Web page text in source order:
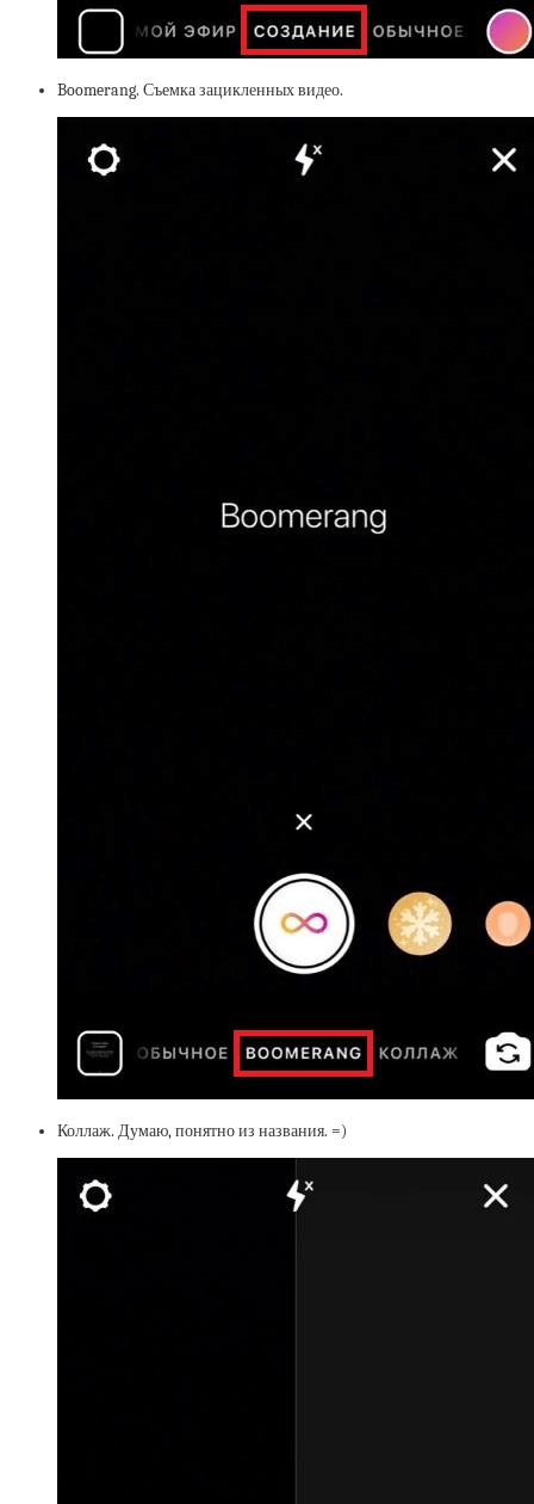
Boomerang. Съемка зацикленных видео.
Коллаж. Думаю, понятно из названия. =)